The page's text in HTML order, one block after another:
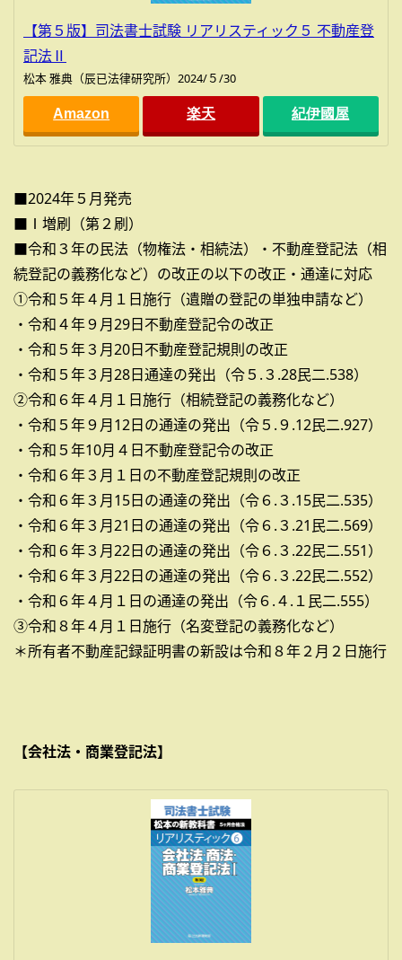
【第５版】司法書士試験 リアリスティック５ 不動産登
記法Ⅱ
松本 雅典（辰已法律研究所）2024/５/30
Amazon 楽天 紀伊國屋
■2024年５月発売
■Ⅰ増刷（第２刷）
■令和３年の民法（物権法・相続法）・不動産登記法（相
続登記の義務化など）の改正の以下の改正・通達に対応
①令和５年４月１日施行（遺贈の登記の単独申請など）
・令和４年９月29日不動産登記令の改正
・令和５年３月20日不動産登記規則の改正
・令和５年３月28日通達の発出（令５.３.28民二.538）
②令和６年４月１日施行（相続登記の義務化など）
・令和５年９月12日の通達の発出（令５.９.12民二.927）
・令和５年10月４日不動産登記令の改正
・令和６年３月１日の不動産登記規則の改正
・令和６年３月15日の通達の発出（令６.３.15民二.535）
・令和６年３月21日の通達の発出（令６.３.21民二.569）
・令和６年３月22日の通達の発出（令６.３.22民二.551）
・令和６年３月22日の通達の発出（令６.３.22民二.552）
・令和６年４月１日の通達の発出（令６.４.１民二.555）
③令和８年４月１日施行（名変登記の義務化など）
＊所有者不動産記録証明書の新設は令和８年２月２日施行
【会社法・商業登記法】